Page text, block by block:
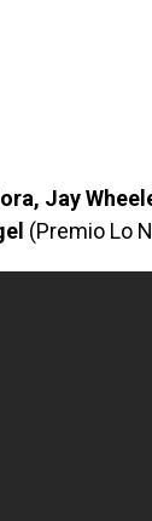
Jay
(Premio Lo